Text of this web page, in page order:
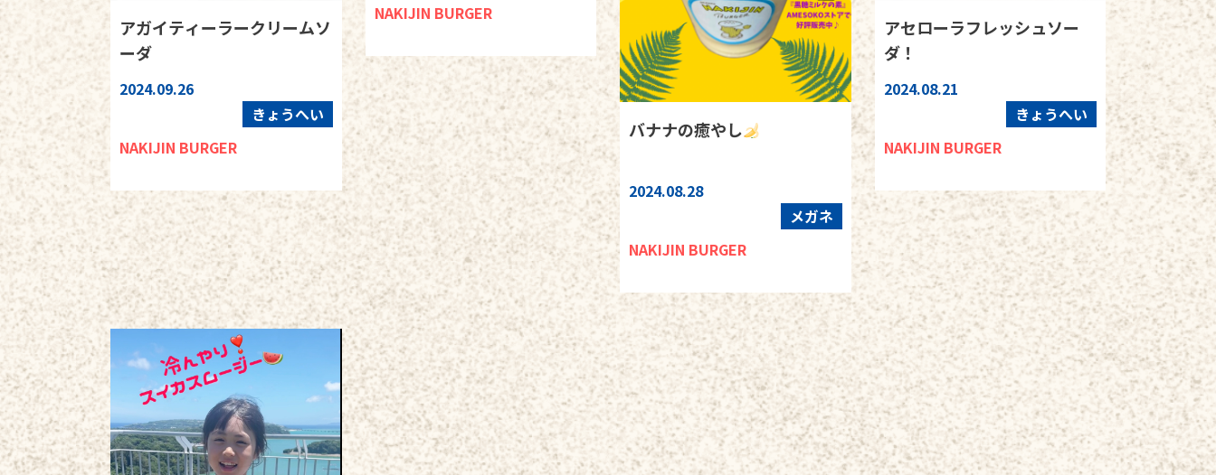
アガイティーラークリームソ
ーダ
2024.09.26
きょうへい
NAKIJIN BURGER
NAKIJIN BURGER
バナナの癒やし
2024.08.28
メガネ
NAKIJIN BURGER
アセローラフレッシュソー
ダ！
2024.08.21
きょうへい
NAKIJIN BURGER